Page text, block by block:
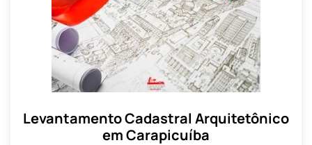
Levantamento Cadastral Arquitetônico
em Carapicuíba